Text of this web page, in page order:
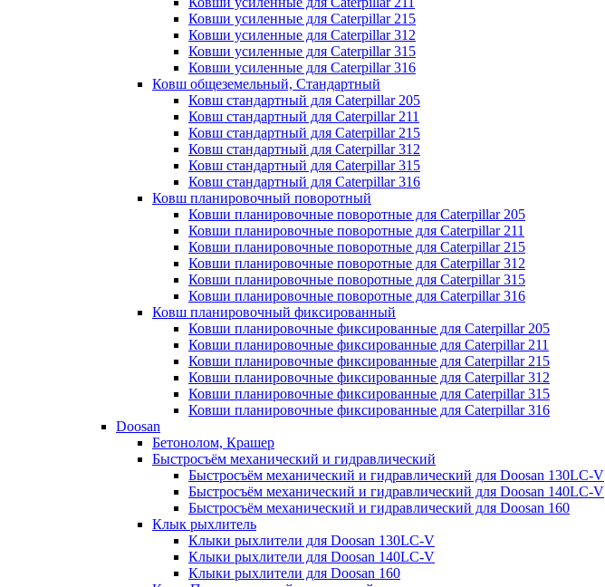
Ковши усиленные для Caterpillar 215
Ковши усиленные для Caterpillar 312
Ковши усиленные для Caterpillar 315
Ковши усиленные для Caterpillar 316
Ковш общеземельный, Стандартный
Ковш стандартный для Caterpillar 205
Ковш стандартный для Caterpillar 211
Ковш стандартный для Caterpillar 215
Ковш стандартный для Caterpillar 312
Ковш стандартный для Caterpillar 315
Ковш стандартный для Caterpillar 316
Ковш планировочный поворотный
Ковши планировочные поворотные для Caterpillar 205
Ковши планировочные поворотные для Caterpillar 211
Ковши планировочные поворотные для Caterpillar 215
Ковши планировочные поворотные для Caterpillar 312
Ковши планировочные поворотные для Caterpillar 315
Ковши планировочные поворотные для Caterpillar 316
Ковш планировочный фиксированный
Ковши планировочные фиксированные для Caterpillar 205
Ковши планировочные фиксированные для Caterpillar 211
Ковши планировочные фиксированные для Caterpillar 215
Ковши планировочные фиксированные для Caterpillar 312
Ковши планировочные фиксированные для Caterpillar 315
Ковши планировочные фиксированные для Caterpillar 316
Doosan
Бетонолом, Крашер
Быстросъём механический и гидравлический
Быстросъём механический и гидравлический для Doosan 130LC-V
Быстросъём механический и гидравлический для Doosan 140LC-V
Быстросъём механический и гидравлический для Doosan 160
Клык рыхлитель
Клыки рыхлители для Doosan 130LC-V
Клыки рыхлители для Doosan 140LC-V
Клыки рыхлители для Doosan 160